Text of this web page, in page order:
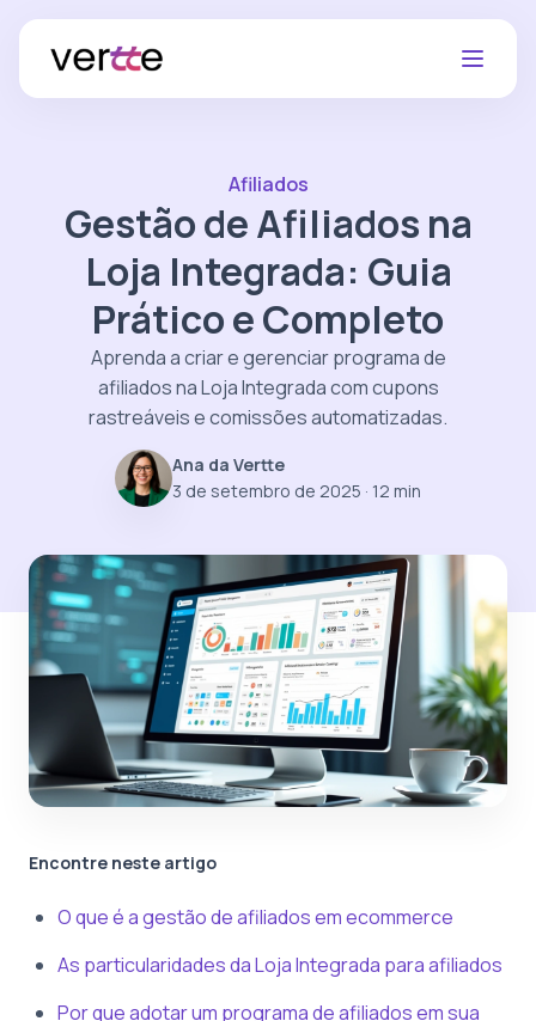
Afiliados
Gestão de Afiliados na
Loja Integrada: Guia
Prático e Completo
Aprenda a criar e gerenciar programa de
afiliados na Loja Integrada com cupons
rastreáveis e comissões automatizadas.
Ana da Vertte
3 de setembro de 2025 · 12 min
Encontre neste artigo
O que é a gestão de afiliados em ecommerce
As particularidades da Loja Integrada para afiliados
Por que adotar um programa de afiliados em sua